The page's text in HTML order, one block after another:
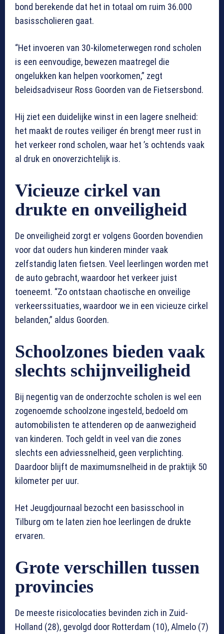
bond berekende dat het in totaal om ruim 36.000
basisscholieren gaat.
“Het invoeren van 30-kilometerwegen rond scholen
is een eenvoudige, bewezen maatregel die
ongelukken kan helpen voorkomen,” zegt
beleidsadviseur Ross Goorden van de Fietsersbond.
Hij ziet een duidelijke winst in een lagere snelheid:
het maakt de routes veiliger én brengt meer rust in
het verkeer rond scholen, waar het ’s ochtends vaak
al druk en onoverzichtelijk is.
Vicieuze cirkel van
drukte en onveiligheid
De onveiligheid zorgt er volgens Goorden bovendien
voor dat ouders hun kinderen minder vaak
zelfstandig laten fietsen. Veel leerlingen worden met
de auto gebracht, waardoor het verkeer juist
toeneemt. “Zo ontstaan chaotische en onveilige
verkeerssituaties, waardoor we in een vicieuze cirkel
belanden,” aldus Goorden.
Schoolzones bieden vaak
slechts schijnveiligheid
Bij negentig van de onderzochte scholen is wel een
zogenoemde schoolzone ingesteld, bedoeld om
automobilisten te attenderen op de aanwezigheid
van kinderen. Toch geldt in veel van die zones
slechts een adviessnelheid, geen verplichting.
Daardoor blijft de maximumsnelheid in de praktijk 50
kilometer per uur.
Het Jeugdjournaal bezocht een basisschool in
Tilburg om te laten zien hoe leerlingen de drukte
ervaren.
Grote verschillen tussen
provincies
De meeste risicolocaties bevinden zich in Zuid-
Holland (28), gevolgd door Rotterdam (10), Almelo (7)